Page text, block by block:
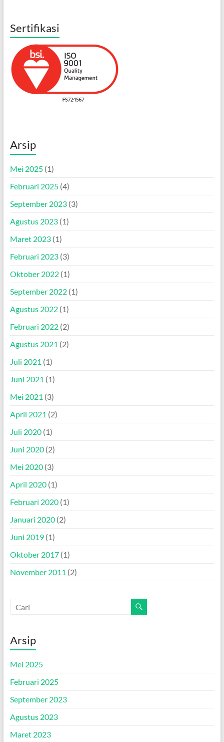
Sertifikasi
Arsip
Mei 2025(1)
Februari 2025(4)
September 2023(3)
Agustus 2023(1)
Maret 2023(1)
Februari 2023(3)
Oktober 2022(1)
September 2022(1)
Agustus 2022(1)
Februari 2022(2)
Agustus 2021 (2)
Juli 2021 (1)
Juni 2021 (1)
Mei 2021 (3)
April 2021 (2)
Juli 2020(1)
Juni 2020(2)
Mei 2020(3)
April 2020(1)
Februari 2020(1)
Januari 2020(2)
Juni 2019(1)
Oktober 2017(1)
November 2011 (2)
Arsip
Mei 2025
Februari 2025
September 2023
Agustus 2023
Maret 2023